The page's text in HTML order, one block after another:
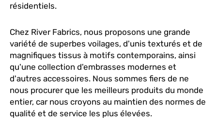
résidentiels.
Chez River Fabrics, nous proposons une grande
variété de superbes voilages, d'unis texturés et de
magnifiques tissus à motifs contemporains, ainsi
qu'une collection d'embrasses modernes et
d'autres accessoires. Nous sommes fiers de ne
nous procurer que les meilleurs produits du monde
entier, car nous croyons au maintien des normes de
qualité et de service les plus élevées.